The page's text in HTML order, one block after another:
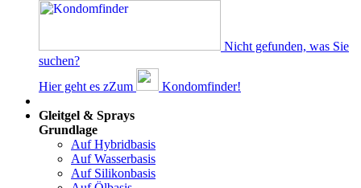
Nicht gefunden, was Sie
suchen?
Hier geht es zZum
Kondomfinder!
Gleitgel & Sprays
Grundlage
Auf Hybridbasis
Auf Wasserbasis
Auf Silikonbasis